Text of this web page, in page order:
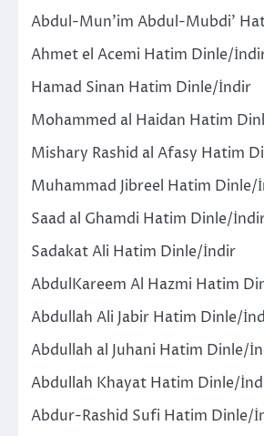
Abdul-Mun’im Abdul-Mubdi’
Ahmet el Acemi Hatim Dinle/
Hamad Sinan Hatim Dinle/İndir
Mohammed al Haidan Hatim
Mishary Rashid al Afasy Hatim
Muhammad Jibreel Hatim Dinle/
Saad al Ghamdi Hatim Dinle/
Sadakat Ali Hatim Dinle/İndir
AbdulKareem Al Hazmi Hatim
Abdullah Ali Jabir Hatim Dinle/
Abdullah al Juhani Hatim Dinle/
Abdullah Khayat Hatim Dinle/
Abdur-Rashid Sufi Hatim Dinle/